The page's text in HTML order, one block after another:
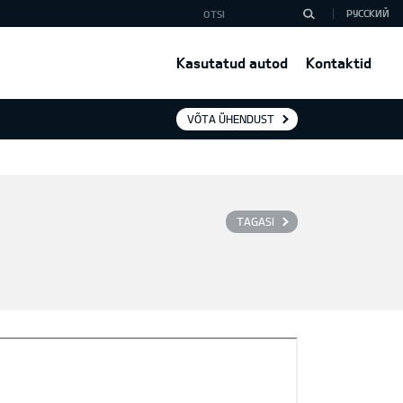
Kasutatud autod Kontaktid
РУССКИЙ
VÕTA ÜHENDUST
TAGASI